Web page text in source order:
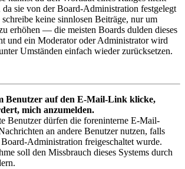
da sie von der Board-Administration festgelegt
keine sinnlosen Beiträge, nur um
erhöhen — die meisten Boards dulden dieses
und ein Moderator oder Administrator wird
Umständen einfach wieder zurücksetzen.
Benutzer auf den E-Mail-Link klicke,
mich anzumelden.
Benutzer dürfen die foreninterne E-Mail-
an andere Benutzer nutzen, falls
Administration freigeschaltet wurde.
soll den Missbrauch dieses Systems durch